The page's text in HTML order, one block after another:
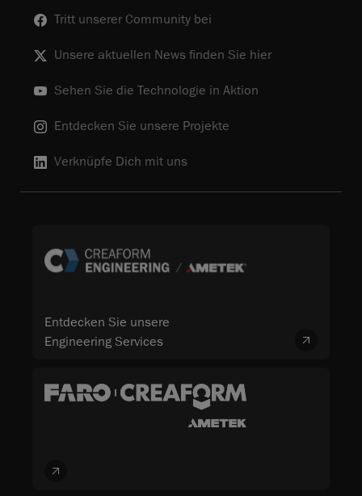
Tritt unserer Community bei
Unsere aktuellen News finden Sie hier
Sehen Sie die Technologie in Aktion
Entdecken Sie unsere Projekte
Verknüpfe Dich mit uns
Entdecken Sie unsere
Engineering Services